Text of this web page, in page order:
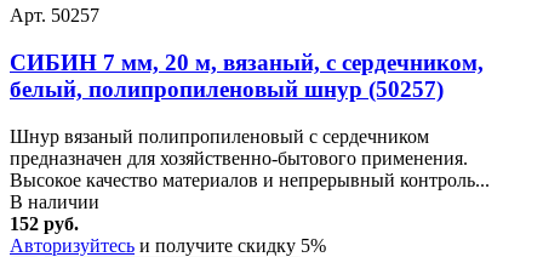
Арт. 50257
СИБИН 7 мм, 20 м, вязаный, с сердечником,
белый, полипропиленовый шнур (50257)
Шнур вязаный полипропиленовый с сердечником
предназначен для хозяйственно-бытового применения.
Высокое качество материалов и непрерывный контроль...
В наличии
152 руб.
Авторизуйтесь и получите скидку 5%